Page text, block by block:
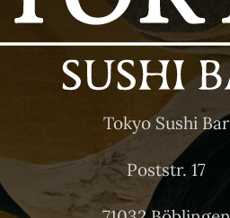
Tokyo Sushi Bar
Poststr. 17